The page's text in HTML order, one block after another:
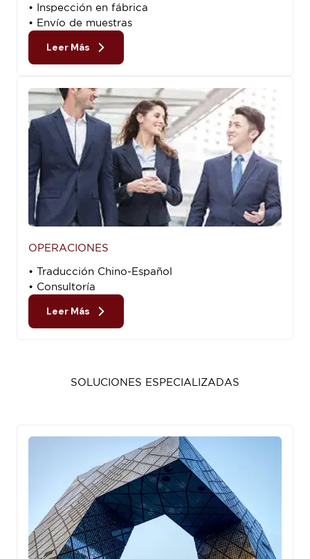
• Inspección en fábrica
• Envío de muestras
Leer Más
OPERACIONES
• Traducción Chino-Español
• Consultoría
Leer Más
SOLUCIONES ESPECIALIZADAS